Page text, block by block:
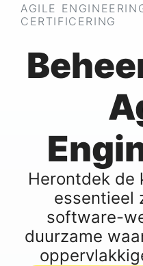
AGILE
CERTIFICERING
Herontdek de
essentieel
software-
duurzame